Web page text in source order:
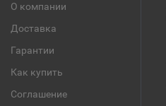
О компании
Доставка
Гарантии
Как купить
Соглашение